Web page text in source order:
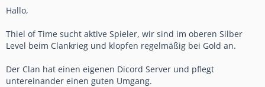
Hallo,
Thiel of Time sucht aktive Spieler, wir sind im oberen Silber
Level beim Clankrieg und klopfen regelmäßig bei Gold an.
Der Clan hat einen eigenen Dicord Server und pflegt
untereinander einen guten Umgang.